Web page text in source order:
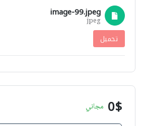
image-99.jpeg
jpeg
تحميل
0$ مجاني